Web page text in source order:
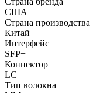
США
Страна производства
Китай
Интерфейс
SFP+
Коннектор
LC
Тип волокна